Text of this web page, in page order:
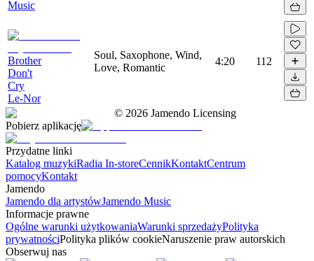
Music
Brother
Don't
Cry
Le-Nor
Soul, Saxophone, Wind,
Love, Romantic
4:20 112
© 2026 Jamendo Licensing
Pobierz aplikację
Przydatne linki
Katalog muzykiRadia In-storeCennikKontaktCentrum
pomocyKontakt
Jamendo
Jamendo dla artystówJamendo Music
Informacje prawne
Ogólne warunki użytkowaniaWarunki sprzedażyPolityka
prywatnościPolityka plików cookieNaruszenie praw autorskich
Obserwuj nas